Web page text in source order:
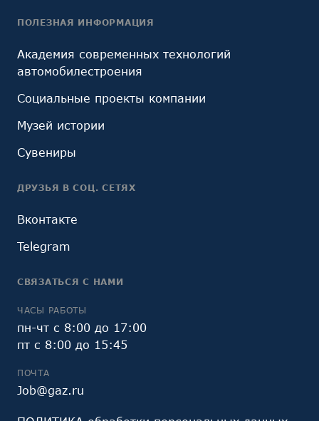
ПОЛЕЗНАЯ ИНФОРМАЦИЯ
Академия современных технологий
автомобилестроения
Социальные проекты компании
Музей истории
Сувениры
ДРУЗЬЯ В СОЦ. СЕТЯХ
Вконтакте
Telegram
СВЯЗАТЬСЯ С НАМИ
ЧАСЫ РАБОТЫ
пн-чт с 8:00 до 17:00
пт с 8:00 до 15:45
ПОЧТА
Job@gaz.ru